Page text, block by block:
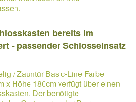
bereits im
- passender Schlosseinsatz
/ Zauntür Basic-Line Farbe
x Höhe 180cm verfügt über einen
Der benötigte